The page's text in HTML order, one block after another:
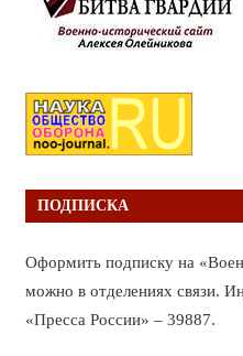
ПОДПИСКА
Оформить подписку на
можно в отделениях связи.
«Пресса России» – 39887.